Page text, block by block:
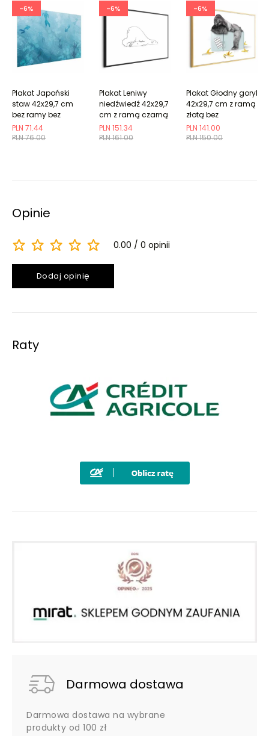
-6%
PLN 76.00
PLN 71.44
Plakat Japoński
staw 42x29,7 cm
bez ramy bez
marginesu
-6%
PLN 161.00
PLN 151.34
Plakat Leniwy
niedźwiedź 42x29,7
cm z ramą czarną
z marginesem
-6%
PLN 150.00
PLN 141.00
Plakat Głodny goryl
42x29,7 cm z ramą
złotą bez
marginesu
Opinie
0.00 0 opinii
Dodaj opinię
Raty
Darmowa dostawa
Darmowa dostawa na wybrane
produkty od 100 zł